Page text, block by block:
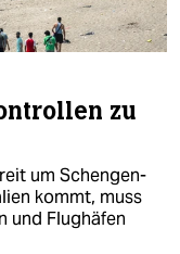
zu
um Schengen-
kommt, muss
und Flughäfen